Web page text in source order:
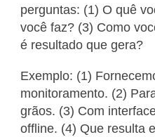
perguntas: (1) O quê
você faz? (3) Como
é resultado que gera?
Exemplo: (1)
monitoramento. (2)
grãos. (3) Com
offline. (4) Que resulta